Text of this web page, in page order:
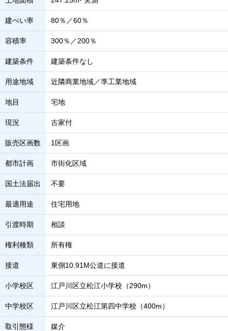
建ぺい率 80％／60％
容積率 300％／200％
建築条件 建築条件なし
用途地域 近隣商業地域／準工業地域
地目 宅地
現況 古家付
販売区画数 1区画
都市計画 市街化区域
国土法届出 不要
最適用途 住宅用地
引渡時期 相談
権利種類 所有権
接道 東側10.91M公道に接道
小学校区 江戸川区立松江小学校（290m）
中学校区 江戸川区立松江第四中学校（400m）
取引態様 媒介